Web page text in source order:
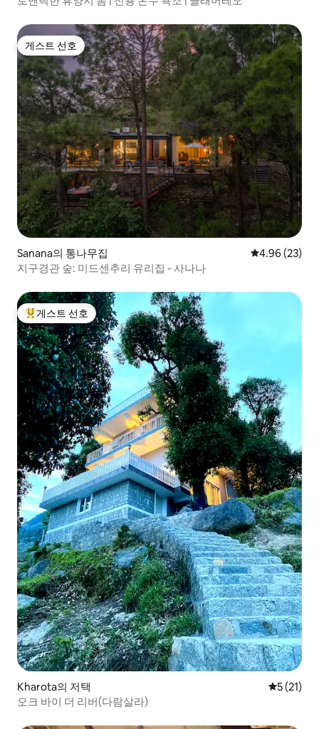
게스트 선호
게스트 선호
Sanana의 통나무집 평점 4.96점(5
4.96 (23)
지구경관 숲: 미드센추리 유리집 - 사나나
상위 게스트 선호
게스트 선호
Kharota의 저택 평점 5점
5 (21)
오크 바이 더 리버(다람살라)